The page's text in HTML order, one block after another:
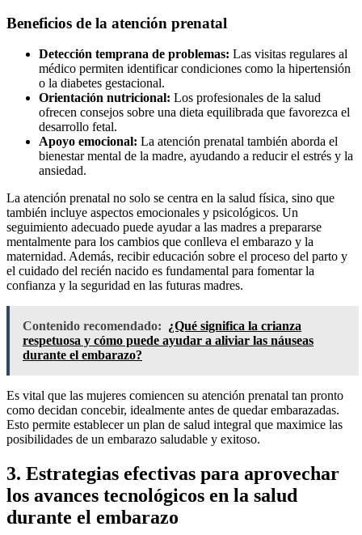
Beneficios de la atención prenatal
Detección temprana de problemas: Las visitas regulares al
médico permiten identificar condiciones como la hipertensión
o la diabetes gestacional.
Orientación nutricional: Los profesionales de la salud
ofrecen consejos sobre una dieta equilibrada que favorezca el
desarrollo fetal.
Apoyo emocional: La atención prenatal también aborda el
bienestar mental de la madre, ayudando a reducir el estrés y la
ansiedad.
La atención prenatal no solo se centra en la salud física, sino que
también incluye aspectos emocionales y psicológicos. Un
seguimiento adecuado puede ayudar a las madres a prepararse
mentalmente para los cambios que conlleva el embarazo y la
maternidad. Además, recibir educación sobre el proceso del parto y
el cuidado del recién nacido es fundamental para fomentar la
confianza y la seguridad en las futuras madres.
Contenido recomendado: ¿Qué significa la crianza
respetuosa y cómo puede ayudar a aliviar las náuseas
durante el embarazo?
Es vital que las mujeres comiencen su atención prenatal tan pronto
como decidan concebir, idealmente antes de quedar embarazadas.
Esto permite establecer un plan de salud integral que maximice las
posibilidades de un embarazo saludable y exitoso.
3. Estrategias efectivas para aprovechar
los avances tecnológicos en la salud
durante el embarazo